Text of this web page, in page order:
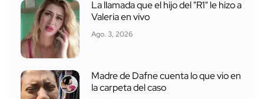
La llamada que el hijo del "R1" le hizo a
Valeria en vivo
Ago. 3, 2026
Madre de Dafne cuenta lo que vio en
la carpeta del caso